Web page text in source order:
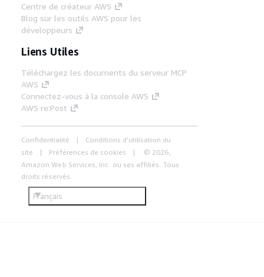
Centre de créateur AWS
Blog sur les outils AWS pour les
développeurs
Liens Utiles
Téléchargez les documents du serveur MCP
AWS
Connectez-vous à la console AWS
AWS re:Post
Confidentialité
Conditions d'utilisation du
site
Préférences de cookies
© 2026,
Amazon Web Services, Inc. ou ses affiliés. Tous
droits réservés.
Français